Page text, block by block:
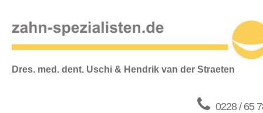
Dres. med. dent. Uschi & Hendrik van der Straeten
0228 / 65